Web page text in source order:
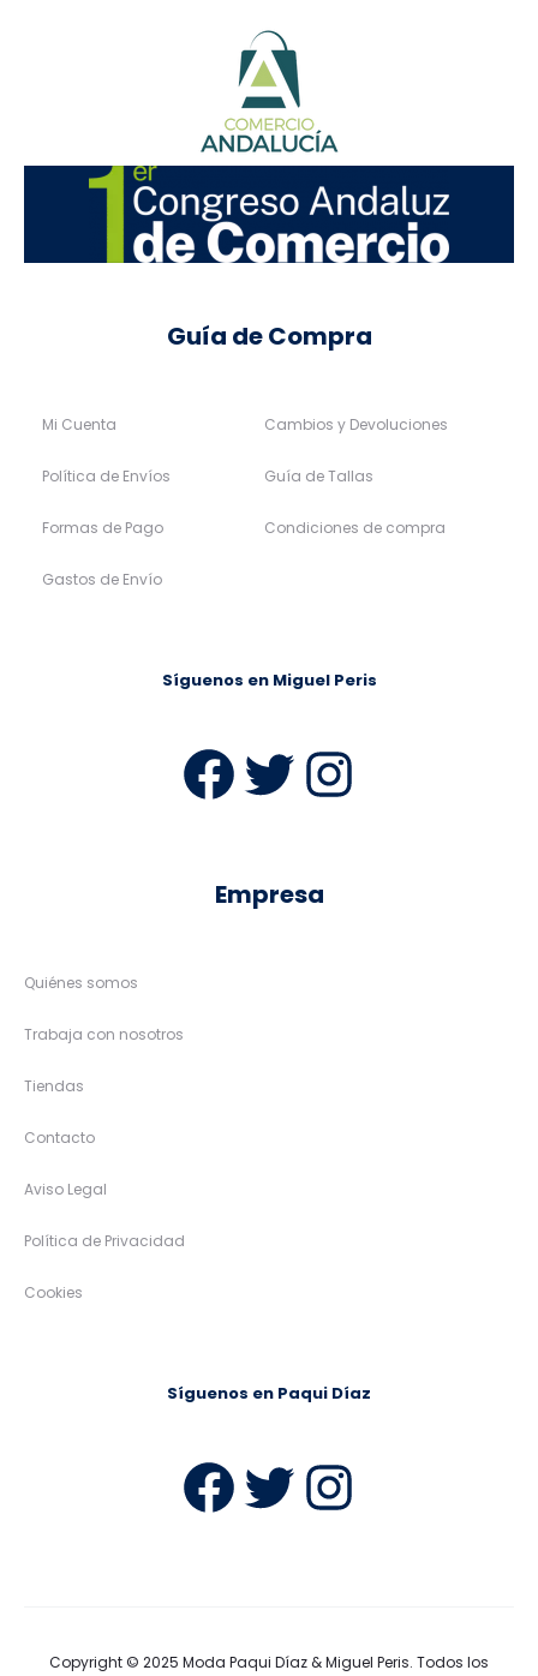
Guía de Compra
Mi Cuenta
Política de Envíos
Formas de Pago
Gastos de Envío
Cambios y Devoluciones
Guía de Tallas
Condiciones de compra
Síguenos en Miguel Peris
Facebook
Twitter
Empresa
Quiénes somos
Trabaja con nosotros
Tiendas
Contacto
Aviso Legal
Política de Privacidad
Cookies
Síguenos en Paqui Díaz
Facebook
Twitter
Copyright © 2025 Moda Paqui Díaz & Miguel Peris. Todos los